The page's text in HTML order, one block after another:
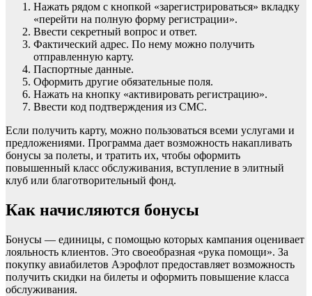
Нажать рядом с кнопкой «зарегистрироваться» вкладку
«перейти на полную форму регистрации».
Ввести секретный вопрос и ответ.
Фактический адрес. По нему можно получить
отправленную карту.
Паспортные данные.
Оформить другие обязательные поля.
Нажать на кнопку «активировать регистрацию».
Ввести код подтверждения из СМС.
Если получить карту, можно пользоваться всеми услугами и
предложениями. Программа дает возможность накапливать
бонусы за полеты, и тратить их, чтобы оформить
повышенный класс обслуживания, вступление в элитный
клуб или благотворительный фонд.
Как начисляются бонусы
Бонусы — единицы, с помощью которых кампания оценивает
лояльность клиентов. Это своеобразная «рука помощи». За
покупку авиабилетов Аэрофлот предоставляет возможность
получить скидки на билеты и оформить повышение класса
обслуживания.